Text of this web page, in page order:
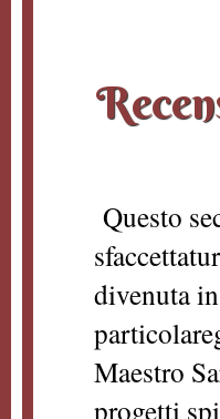
Questo
divenuta
Maestro
progetti